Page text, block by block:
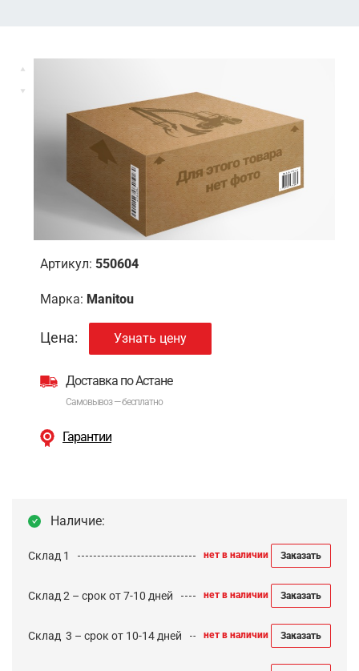
Артикул: 550604
Марка: Manitou
Цена: Узнать цену
Доставка по Астане
Самовывоз — бесплатно
Гарантии
Наличие:
Склад 1 нет в наличии Заказать
Склад 2 – срок от 7-10 дней нет в наличии Заказать
Cклад 3 – срок от 10-14 дней нет в наличии Заказать